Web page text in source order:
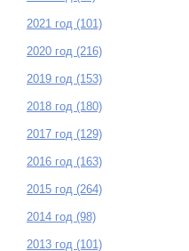
2021 год (101)
2020 год (216)
2019 год (153)
2018 год (180)
2017 год (129)
2016 год (163)
2015 год (264)
2014 год (98)
2013 год (101)